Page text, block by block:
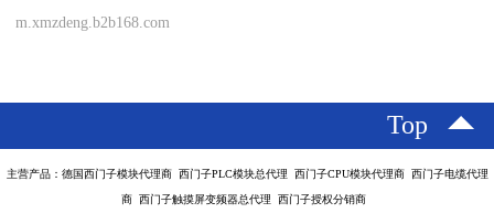
m.xmzdeng.b2b168.com
Top
主营产品：德国西门子模块代理商 西门子PLC模块总代理 西门子CPU模块代理商 西门子电缆代理
商 西门子触摸屏变频器总代理 西门子授权分销商